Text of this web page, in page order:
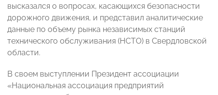
высказался о вопросах, касающихся безопасности
дорожного движения, и представил аналитические
данные по объему рынка независимых станций
технического обслуживания (НСТО) в Свердловской
области.
В своем выступлении Президент ассоциации
«Национальная ассоциация предприятий